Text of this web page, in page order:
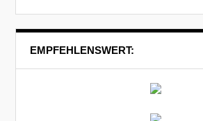
EMPFEHLENSWERT: